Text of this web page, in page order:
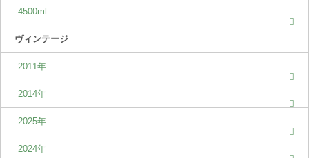
4500ml
ヴィンテージ
2011年
2014年
2025年
2024年